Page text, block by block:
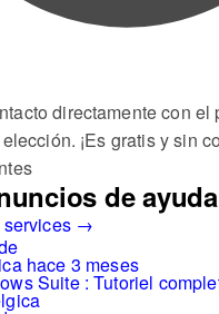
directamente con el
¡Es gratis y sin
de
services →
hace 3 meses
Suite : Tutoriel